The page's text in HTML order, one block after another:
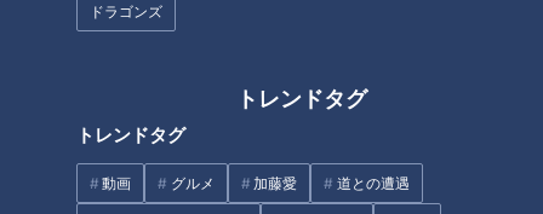
ドラゴンズ
トレンドタグ
トレンドタグ
動画 グルメ 加藤愛 道との遭遇
達 スタッフに「いつも皆どうや
まるでブーケ!お花がたっぷりの
じちゃんを襲った春の洗礼